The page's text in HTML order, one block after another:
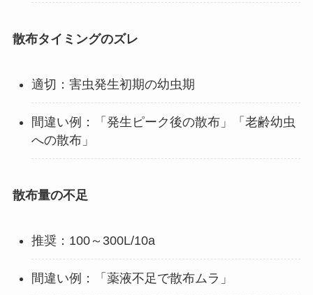
散布タイミングのズレ
適切：害虫発生初期の幼虫期
間違い例：「発生ピーク後の散布」「老齢幼虫
への散布」
散布量の不足
推奨：100～300L/10a
間違い例：「薬液不足で散布ムラ」